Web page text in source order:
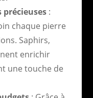
précieuses:
chaque pierre
Saphirs,
enrichir
une touche de